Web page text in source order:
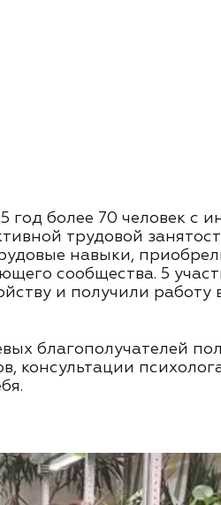
год более 70 человек с
трудовой
навыки,
сообщества. 5
и получили
благополучателей
консультации